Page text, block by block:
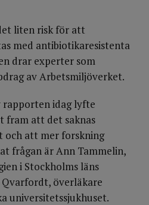
liten risk för att
med antibiotikaresistenta
drar experter som
av Arbetsmiljöverket.
rapporten idag lyfte
fram att det saknas
och att mer forskning
frågan är Ann Tammelin,
i Stockholms läns
överläkare
universitetssjukhuset.